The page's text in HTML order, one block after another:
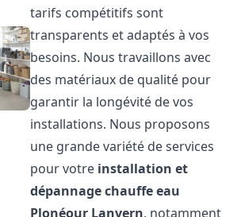
tarifs compétitifs sont
transparents et adaptés à vos
besoins. Nous travaillons avec
des matériaux de qualité pour
garantir la longévité de vos
installations. Nous proposons
une grande variété de services
pour votre installation et
dépannage chauffe eau
Plonéour Lanvern, notamment